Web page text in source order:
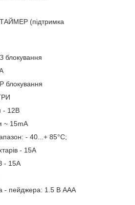
(підтримка
блокування
блокування
- 12В
~ 15mA
- 40...+ 85°С;
- 15A
- 15A
- пейджера: 1.5 В AAA